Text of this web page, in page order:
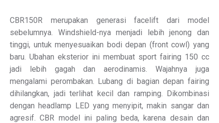
CBR150R merupakan generasi facelift dari model
sebelumnya. Windshield-nya menjadi lebih jenong dan
tinggi, untuk menyesuaikan bodi depan (front cowl) yang
baru. Ubahan eksterior ini membuat sport fairing 150 cc
jadi lebih gagah dan aerodinamis. Wajahnya juga
mengalami perombakan. Lubang di bagian depan fairing
dihilangkan, jadi terlihat kecil dan ramping. Dikombinasi
dengan headlamp LED yang menyipit, makin sangar dan
agresif. CBR model ini paling beda, karena desain dan